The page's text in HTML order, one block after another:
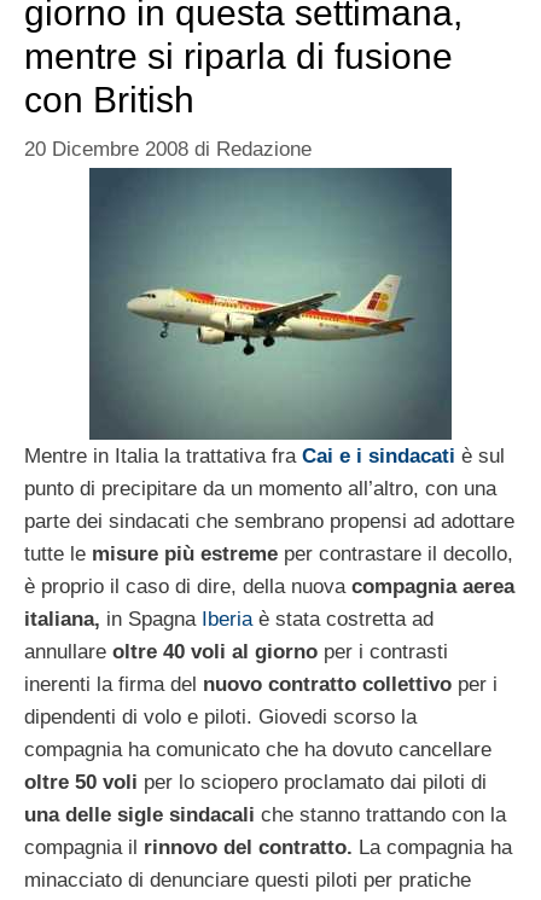
giorno in questa settimana,
mentre si riparla di fusione
con British
20 Dicembre 2008 di Redazione
Mentre in Italia la trattativa fra Cai e i sindacati è sul
punto di precipitare da un momento all’altro, con una
parte dei sindacati che sembrano propensi ad adottare
tutte le misure più estreme per contrastare il decollo,
è proprio il caso di dire, della nuova compagnia aerea
italiana, in Spagna Iberiaè stata costretta ad
annullare oltre 40 voli al giorno per i contrasti
inerenti la firma del nuovo contratto collettivo per i
dipendenti di volo e piloti. Giovedi scorso la
compagnia ha comunicato che ha dovuto cancellare
oltre 50 voli per lo sciopero proclamato dai piloti di
una delle sigle sindacali che stanno trattando con la
compagnia il rinnovo del contratto. La compagnia ha
minacciato di denunciare questi piloti per pratiche